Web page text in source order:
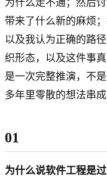
为什么走不通；然后
带来了什么新的麻烦
以及我认为正确的路
织形态，以及这件事
是一次完整推演，不
多年里零散的想法串成
01
为什么说软件工程是